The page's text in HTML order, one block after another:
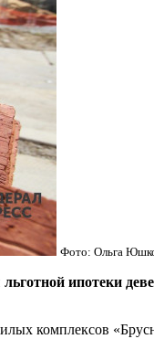
Фото: Ольга
ипотеки
комплексов